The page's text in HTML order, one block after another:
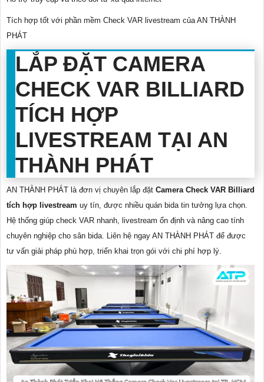
Tích hợp tốt với phần mềm Check VAR livestream của AN THÀNH
PHÁT
LẮP ĐẶT CAMERA
CHECK VAR BILLIARD
TÍCH HỢP
LIVESTREAM TẠI AN
THÀNH PHÁT
AN THÀNH PHÁT là đơn vị chuyên lắp đặt Camera Check VAR Billiard
tích hợp livestream uy tín, được nhiều quán bida tin tưởng lựa chọn.
Hệ thống giúp check VAR nhanh, livestream ổn định và nâng cao tính
chuyên nghiệp cho sân bida. Liên hệ ngay AN THÀNH PHÁT để được
tư vấn giải pháp phù hợp, triển khai trọn gói với chi phí hợp lý.